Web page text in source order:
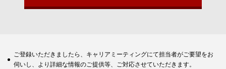
ご登録いただきましたら、キャリアミーティングにて担当者がご要望をお
伺いし、より詳細な情報のご提供等、ご対応させていただきます。